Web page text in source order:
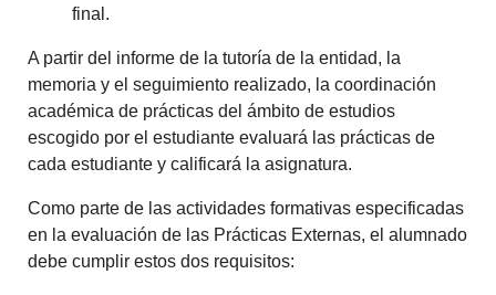
final.
A partir del informe de la tutoría de la entidad, la
memoria y el seguimiento realizado, la coordinación
académica de prácticas del ámbito de estudios
escogido por el estudiante evaluará las prácticas de
cada estudiante y calificará la asignatura.
Como parte de las actividades formativas especificadas
en la evaluación de las Prácticas Externas, el alumnado
debe cumplir estos dos requisitos: